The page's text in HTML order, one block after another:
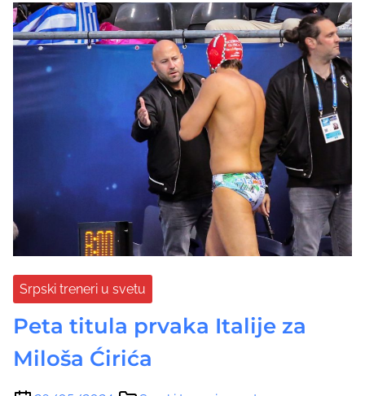
Srpski treneri u svetu
Peta titula prvaka Italije za
Miloša Ćirića